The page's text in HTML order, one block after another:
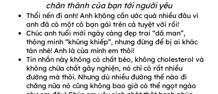
chân thành của bạn tới người yêu
Thổi nến đi anh! Anh không cần ước quá nhiều đâu vì
anh đã có một cô bạn gái trên cả tuyệt vời rồi!
Chúc anh tuổi mới ngày càng đẹp trai “dã man”,
thông minh “khủng khiếp”, nhưng đừng để bị ai khác
tán nhé! Anh là của mình em thôi!
Tin nhắn này không có chất béo, không cholesterol và
không chứa chất gây nghiện, nó chỉ có rất nhiều
đường mà thôi. Nhưng dù nhiều đường thế nào đi
chăng nữa nó cũng không bao giờ có thể ngọt ngào